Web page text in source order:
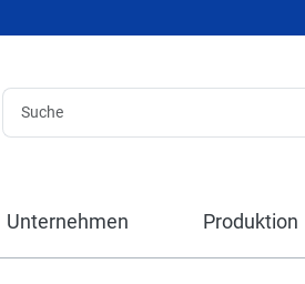
Unternehmen Produktion